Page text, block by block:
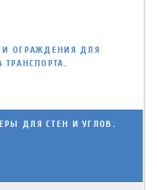
И ОГРАЖДЕНИЯ ДЛЯ
ДЛЯ СТЕН И УГЛОВ.